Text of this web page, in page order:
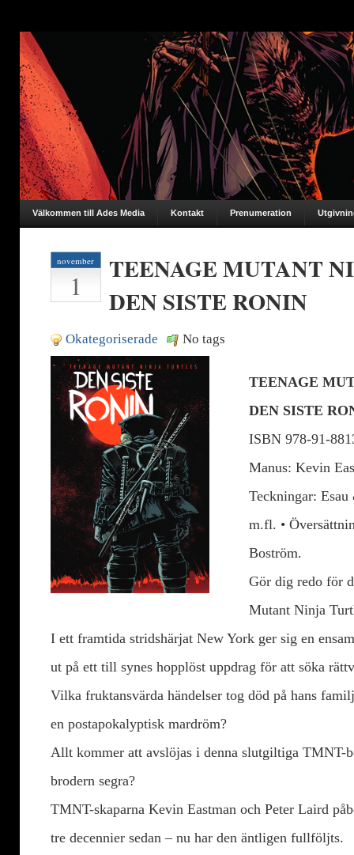
Välkommen till Ades Media Kontakt Prenumeration
november
1
TEENAGE MUTANT
DEN SISTE RONIN
Okategoriserade No tags
TEENAGE
DEN SISTE
ISBN 978-91-
Manus: Kevin
Teckningar:
m.fl. •
Boström.
Gör dig redo för
Mutant Ninja
I ett framtida stridshärjat New York ger sig en
ut på ett till synes hopplöst uppdrag för att söka
Vilka fruktansvärda händelser tog död på hans
en postapokalyptisk mardröm?
Allt kommer att avslöjas i denna slutgiltiga TMNT-
brodern segra?
TMNT-skaparna Kevin Eastman och Peter Laird
tre decennier sedan – nu har den äntligen fullföljts.